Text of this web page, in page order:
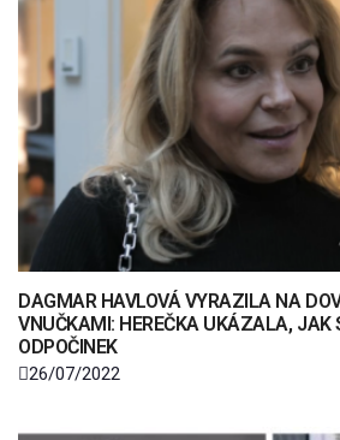
DAGMAR HAVLOVÁ VYRAZILA NA
VNUČKAMI: HEREČKA UKÁZALA, JAK
ODPOČINEK
26/07/2022